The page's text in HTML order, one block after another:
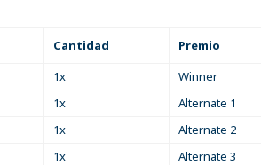
Cantidad
Premio
1x
Winner
1x
Alternate 1
1x
Alternate 2
1x
Alternate 3